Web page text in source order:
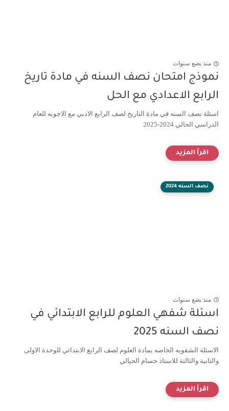
منذ بضع سنوات
نموذج امتحان نصف السنه في مادة تاريخ
الرابع الاعدادي مع الحل
اسئلة نصف السنه في مادة التاريخ لصف الرابع الادبي مع الاجوبه للعام
الدراسي الحالي 2024-2025
نصف السنه 2024
منذ بضع سنوات
اسئلة شفهي العلوم للرابع الابتدائي في
نصف السنه 2025
الاسئلة الشفويه الخاصه بمادة العلوم لصف الرابع الابتدائي للوحدة الاولى
والثانية والثالثة للاستاذ حسام الحيالي